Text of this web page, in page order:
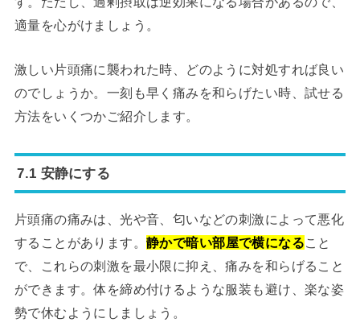
適量を心がけましょう。
激しい片頭痛に襲われた時、どのように対処すれば良い
のでしょうか。一刻も早く痛みを和らげたい時、試せる
方法をいくつかご紹介します。
7.1 安静にする
片頭痛の痛みは、光や音、匂いなどの刺激によって悪化
することがあります。静かで暗い部屋で横になること
で、これらの刺激を最小限に抑え、痛みを和らげること
ができます。体を締め付けるような服装も避け、楽な姿
勢で休むようにしましょう。